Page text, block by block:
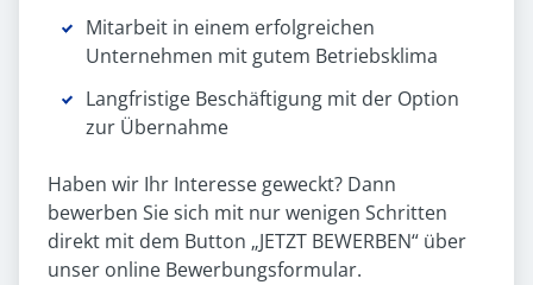
Mitarbeit in einem erfolgreichen
Unternehmen mit gutem Betriebsklima
Langfristige Beschäftigung mit der Option
zur Übernahme
Haben wir Ihr Interesse geweckt? Dann
bewerben Sie sich mit nur wenigen Schritten
direkt mit dem Button „JETZT BEWERBEN“ über
unser online Bewerbungsformular.